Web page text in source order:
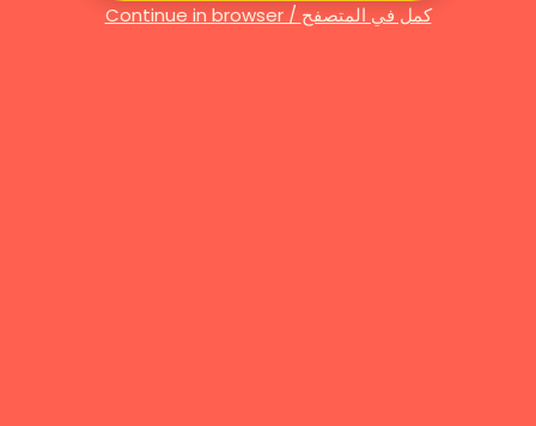
Continue in browser / كمل في المتصفح